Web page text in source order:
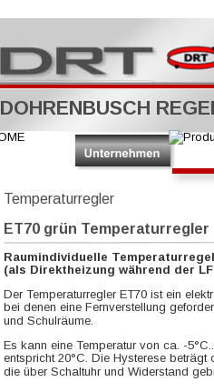
ET70 grün Temperaturregler
Raumindividuelle
(als Direktheizung während der
Der Temperaturregler ET70 ist ein
bei denen eine Fernverstellung
und Schulräume.
Es kann eine Temperatur von ca. -
entspricht 20°C. Die Hysterese
die über Schaltuhr und Widerstand
DOHRENBUSCH
Temperaturregler